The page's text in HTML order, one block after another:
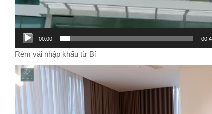
00:00
Rèm vải nhập khẩu từ Bỉ